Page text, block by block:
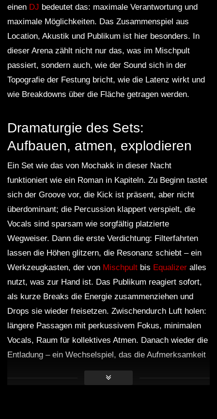
einen DJ bedeutet das: maximale Verantwortung und
maximale Möglichkeiten. Das Zusammenspiel aus
Location, Akustik und Publikum ist hier besonders. In
dieser Arena zählt nicht nur das, was im Mischpult
passiert, sondern auch, wie der Sound sich in der
Topografie der Festung bricht, wie die Latenz wirkt und
wie Breakdowns über die Fläche getragen werden.
Dramaturgie des Sets:
Aufbauen, atmen, explodieren
Ein Set wie das von Mochakk in dieser Nacht
funktioniert wie ein Roman in Kapiteln. Zu Beginn tastet
sich der Groove vor, die Kick ist präsent, aber nicht
überdominant; die Percussion klappert verspielt, die
Vocals sind sparsam wie sorgfältig platzierte
Wegweiser. Dann die erste Verdichtung: Filterfahrten
lassen die Höhen glitzern, die Resonanz schiebt – ein
Werkzeugkasten, der von Mischpult bis Equalizer alles
nutzt, was zur Hand ist. Das Publikum reagiert sofort,
als kurze Breaks die Energie zusammenziehen und
Drops sie wieder freisetzen. Zwischendurch Luft holen:
längere Passagen mit perkussivem Fokus, minimalen
Vocals, Raum für kollektives Atmen. Danach wieder die
Entladung – ein Wechselspiel, das die Aufmerksamkeit
hochhält und die körperliche Erfahrung des Tanzens in
Wellen organisiert. Genau darin liegt die Kunst solcher